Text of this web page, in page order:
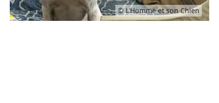
© L'Homme et son Chien